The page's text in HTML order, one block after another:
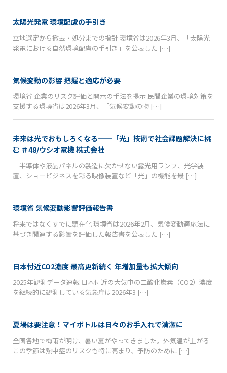
太陽光発電 環境配慮の手引き
立地選定から撤去・処分までの指針 環境省は2026年3月、「太陽光
発電における自然環境配慮の手引き」を公表した […]
気候変動の影響 把握と適応が必要
環境省 企業のリスク評価と開示の手法を提示 民間企業の環境対策を
支援する環境省は2026年3月、「気候変動の物 […]
未来は光でおもしろくなる──「光」技術で社会課題解決に挑
む ＃48/ウシオ電機 株式会社
半導体や液晶パネルの製造に欠かせない露光用ランプ、光学装
置、ショービジネスを彩る映像装置など「光」の機能を最 […]
環境省 気候変動影響評価報告書
将来ではなくすでに顕在化 環境省は2026年2月、気候変動適応法に
基づき関連する影響を評価した報告書を公表した […]
日本付近CO2濃度 最高更新続く 年増加量も拡大傾向
2025年観測データ速報 日本付近の大気中の二酸化炭素（CO2）濃度
を継続的に観測している気象庁は2026年3 […]
夏場は要注意！マイボトルは日々のお手入れで清潔に
全国各地で梅雨が明け、暑い夏がやってきました。外気温が上がる
この季節は熱中症のリスクも特に高まり、予防のために […]